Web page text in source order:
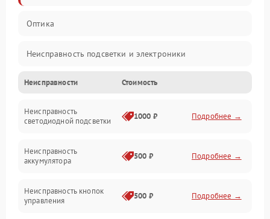
Оптика
Неисправность подсветки и электроники
Неисправность изображения
Электропитание
Прочие неисправности
Неисправности Стоимость
Неисправность
светодиодной подсветки
1000 ₽ Подробнее →
Неисправность
аккумулятора
500 ₽ Подробнее →
Неисправность кнопок
управления
500 ₽ Подробнее →